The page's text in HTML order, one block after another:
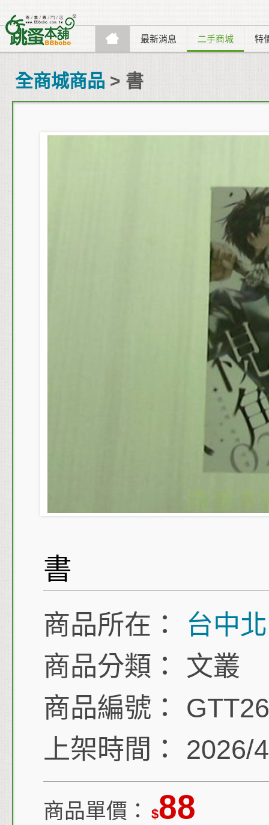
最新消息 二手商城 特
全商城商品 > 書
書
商品所在：
台中
商品分類：
文叢
商品編號：
上架時間：
2026/
商品單價： $88